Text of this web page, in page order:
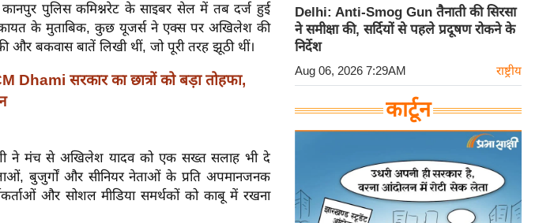
पुलिस कमिश्नरेट के साइबर सेल में तब दर्ज हुई
के मुताबिक, कुछ यूजर्स ने एक्स पर अखिलेश की
और बकवास बातें लिखी थीं, जो पूरी तरह झूठी थीं।
सरकार का छात्रों को बड़ा तोहफा,
ने मंच से अखिलेश यादव को एक सख्त सलाह भी दे
बुजुर्गों और सीनियर नेताओं के प्रति अपमानजनक
और सोशल मीडिया समर्थकों को काबू में रखना
Delhi: Anti-Smog Gun तैनाती की सिरसा
ने समीक्षा की, सर्दियों से पहले प्रदूषण रोकने के
निर्देश
Aug 06, 2026 7:29AM राष्ट्रीय
कार्टून